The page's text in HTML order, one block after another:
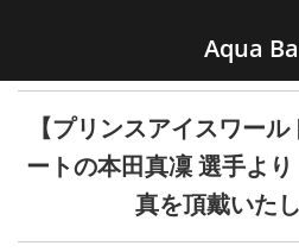
Aqua
TOP
KENCOS・eye-cos
Water Server
【プリンスアイスワー
ートの本田真凜 選手よ
真を頂戴いた